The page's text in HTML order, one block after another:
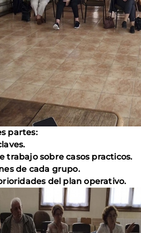
partes:
trabajo sobre casos practicos.
de cada grupo.
del plan operativo.